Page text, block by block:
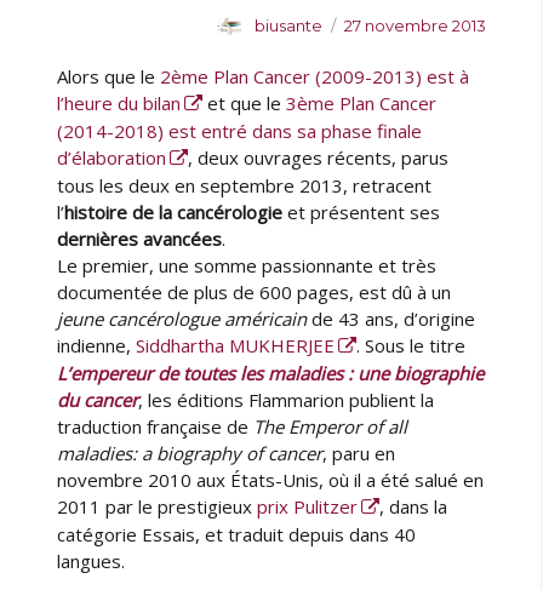
c
a
n
c
r
o
l
o
g
u
e
G
e
o
A
t
e
u
r
biusante
P
b
l
i
é
27 novembre 2013
Alors que le 2ème Plan Cancer (2009-2013) est à
l’heure du bilan
et que le3ème Plan Cancer
(2014-2018) est entré dans sa phase finale
d’élaboration
, deux ouvrages récents, parus
tous les deux en septembre 2013, retracent
l’histoire de la cancérologie et présentent ses
dernières avancées.
Le premier, une somme passionnante et très
documentée de plus de 600 pages, est dû à un
jeune cancérologue américainde 43 ans, d’origine
indienne,Siddhartha MUKHERJEE
. Sous le titre
L’empereur de toutes les maladies : une biographie
du cancer, les éditions Flammarion publient la
traduction française de The Emperor of all
maladies: a biography of cancer, paru en
novembre 2010 aux États-Unis, où il a été salué en
2011 par le prestigieuxprix Pulitzer
, dans la
catégorie Essais, et traduit depuis dans 40
langues.